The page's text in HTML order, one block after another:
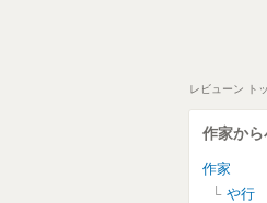
レビューン ト
作家か
作家
や行